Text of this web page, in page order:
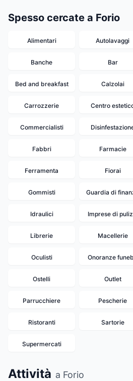
Spesso cercate a Forio
Alimentari Autolavaggi
Banche Bar
Bed and breakfast Calzolai
Carrozzerie Centro
Commercialisti
Fabbri Farmacie
Ferramenta Fiorai
Gommisti Guardia di
Idraulici Imprese di
Librerie Macellerie
Oculisti Onoranze
Ostelli Outlet
Parrucchiere Pescherie
Ristoranti Sartorie
Supermercati
Attività a Forio